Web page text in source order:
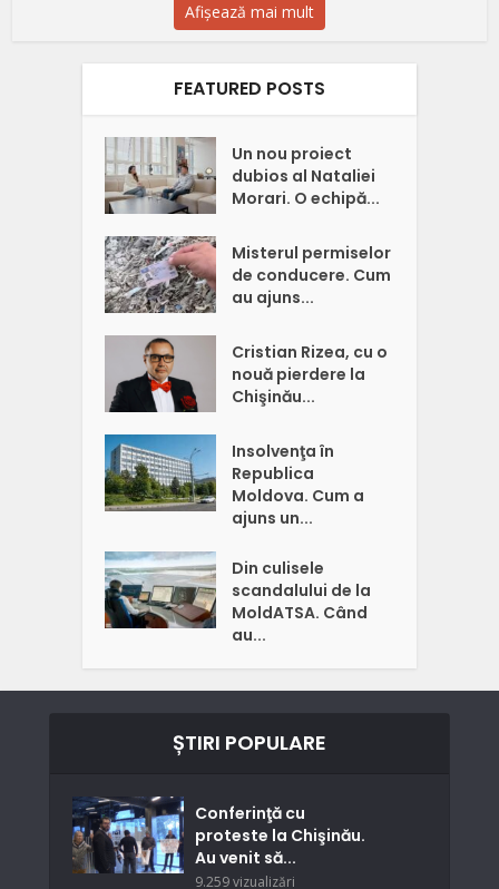
Afișează mai mult
FEATURED POSTS
Un nou proiect
dubios al Nataliei
Morari. O echipă...
Misterul permiselor
de conducere. Cum
au ajuns...
Cristian Rizea, cu o
nouă pierdere la
Chişinău...
Insolvenţa în
Republica
Moldova. Cum a
ajuns un...
Din culisele
scandalului de la
MoldATSA. Când
au...
ȘTIRI POPULARE
Conferinţă cu
proteste la Chişinău.
Au venit să...
9.259 vizualizări